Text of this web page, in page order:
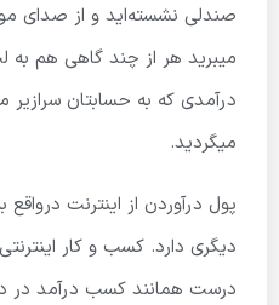
صندلی نشسته‌اید و از صدای
میبرید هر از چند گاهی هم به
درآمدی که به حسابتان
میگردید.
پول درآوردن از اینترنت
دیگری دارد. کسب و کار
درست همانند کسب درآمد در